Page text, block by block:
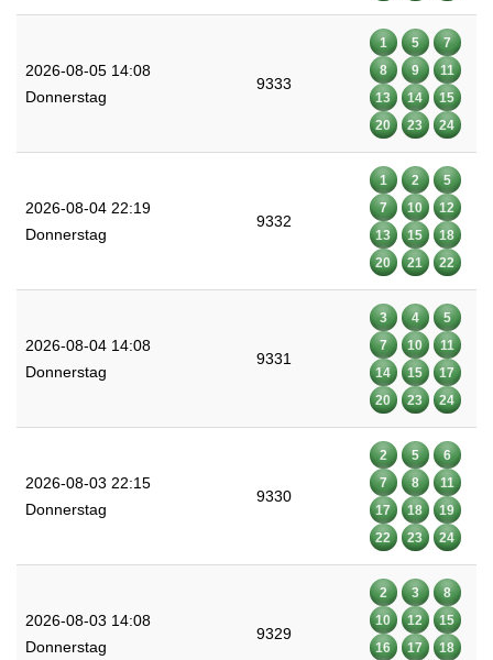
2026-08-05 14:08
Donnerstag
9333
1 5
7
8
9
11
13
14
15
20
23 24
2026-08-04 22:19
Donnerstag
9332
1 2
5
7
10
12
13
15
18
20
21 22
2026-08-04 14:08
Donnerstag
9331
3 4
5
7
10
11
14
15
17
20
23 24
2026-08-03 22:15
Donnerstag
9330
2 5
6
7
8
11
17
18
19
22
23 24
2026-08-03 14:08
Donnerstag
9329
2 3
8
10
12
15
16
17
18